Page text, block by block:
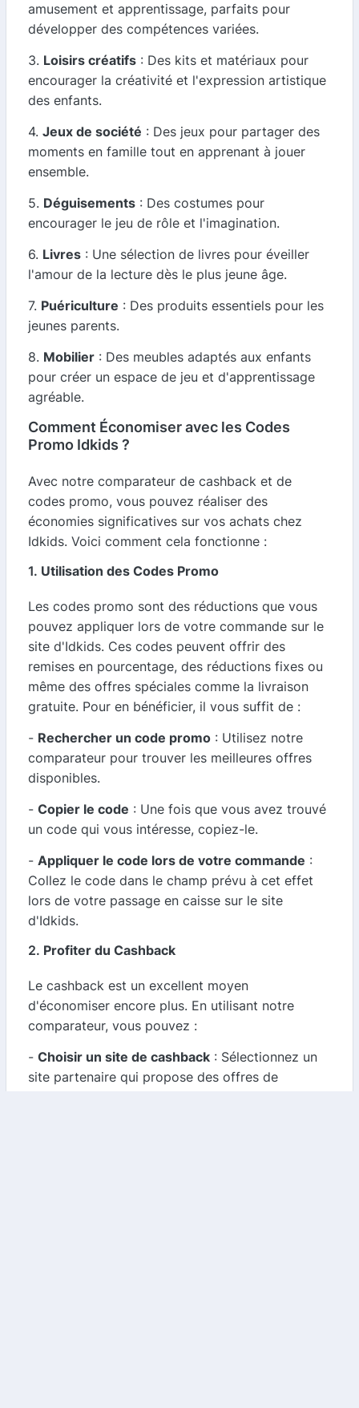
amusement et apprentissage, parfaits pour
développer des compétences variées.
3. Loisirs créatifs : Des kits et matériaux pour
encourager la créativité et l'expression artistique
des enfants.
4. Jeux de société : Des jeux pour partager des
moments en famille tout en apprenant à jouer
ensemble.
5. Déguisements : Des costumes pour
encourager le jeu de rôle et l'imagination.
6. Livres : Une sélection de livres pour éveiller
l'amour de la lecture dès le plus jeune âge.
7. Puériculture : Des produits essentiels pour les
jeunes parents.
8. Mobilier : Des meubles adaptés aux enfants
pour créer un espace de jeu et d'apprentissage
agréable.
Comment Économiser avec les Codes
Promo Idkids ?
Avec notre comparateur de cashback et de
codes promo, vous pouvez réaliser des
économies significatives sur vos achats chez
Idkids. Voici comment cela fonctionne :
1. Utilisation des Codes Promo
Les codes promo sont des réductions que vous
pouvez appliquer lors de votre commande sur le
site d'Idkids. Ces codes peuvent offrir des
remises en pourcentage, des réductions fixes ou
même des offres spéciales comme la livraison
gratuite. Pour en bénéficier, il vous suffit de :
- Rechercher un code promo : Utilisez notre
comparateur pour trouver les meilleures offres
disponibles.
- Copier le code : Une fois que vous avez trouvé
un code qui vous intéresse, copiez-le.
- Appliquer le code lors de votre commande :
Collez le code dans le champ prévu à cet effet
lors de votre passage en caisse sur le site
d'Idkids.
2. Profiter du Cashback
Le cashback est un excellent moyen
d'économiser encore plus. En utilisant notre
comparateur, vous pouvez :
- Choisir un site de cashback : Sélectionnez un
site partenaire qui propose des offres de